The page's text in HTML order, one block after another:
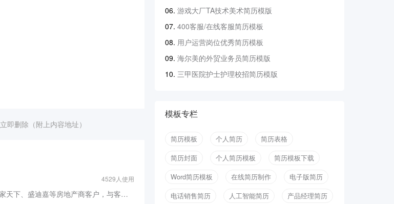
立即删除（附上内容地址）
AE简历模板下载，求职意向：AE，工作经历：1、负责对接家天下、盛迪嘉等房地产商客户，与客户进行沟通、提案、收款等工作2、根据客户要求制定策略、协调小组内部资源、合理分派工作并监督进程，完成工作任务
4529人使用
游戏大厂TA技术美术简历模版
400客服/在线客服简历模板
用户运营岗位优秀简历模板
海尔美的外贸业务员简历模版
三甲医院护士护理校招简历模版
模板专栏
简历模板 个人简历
简历表格
简历封面
个人简历模板
简历模板下载
Word简历模板
在线简历制作
电子版简历
电话销售简历
人工智能简历
产品经理简历